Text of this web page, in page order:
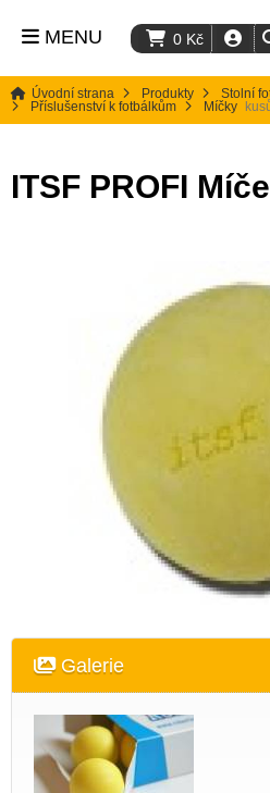
0 Kč
MENU
Úvodní strana Produkty
Stolní
Příslušenství k fotbálkům
Míčky
ITSF PROFI
Galerie